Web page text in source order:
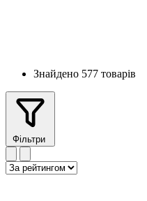
Знайдено 577 товарів
Фільтри